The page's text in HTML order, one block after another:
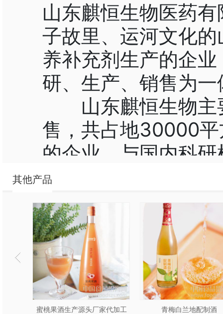
山东麒恒生物医药
子故里、运河文化
养补充剂生产的企
研、生产、销售为
山东麒恒生物主
售，共占地30000
的企业，与国内科
产线，创造健康、
养品六大类（粉剂
补充剂、颗粒）等
的理念，打破传统
品牌代理招商加盟
淘宝，微商，阿里
其他产品
蜜桃果酒生产源头厂家代加工 青梅白兰地配制酒